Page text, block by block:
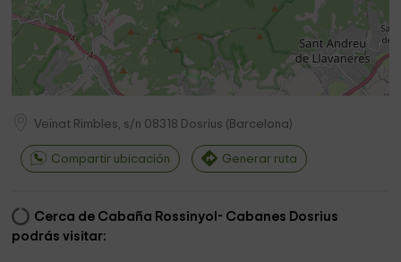
Veïnat Rimbles, s/n 08318 Dosrius ( Barcelona)
Compartir ubicación Generar ruta
Cerca de Cabaña Rossinyol- Cabanes Dosrius
podrás visitar: